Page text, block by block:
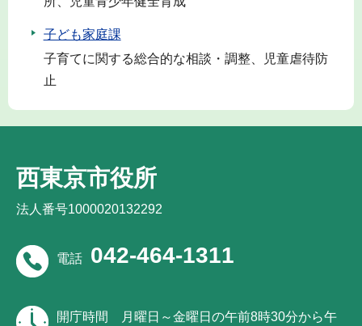
子ども家庭課
子育てに関する総合的な相談・調整、児童虐待防
止
西東京市役所
法人番号1000020132292
電話 042-464-1311
開庁時間
月曜日～金曜日の午前8時30分から午